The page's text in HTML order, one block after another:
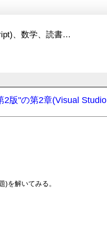
、数学、読書…
2版"の第2章(Visual Studio
を解いてみる。